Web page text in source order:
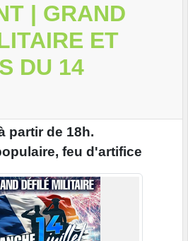
| GRAND
ET
DU 14
partir de 18h.
feu d'artifice